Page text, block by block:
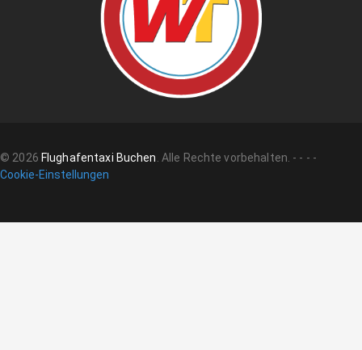
© 2026 Flughafentaxi Buchen. Alle Rechte vorbehalten. - - - -
Cookie-Einstellungen